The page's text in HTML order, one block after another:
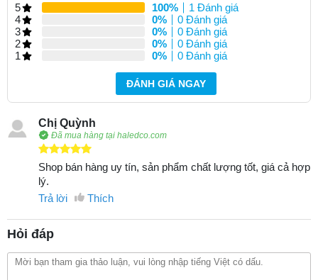
5 100%
1 Đánh giá
4
0%
0 Đánh giá
3
0%
0 Đánh giá
2
0%
0 Đánh giá
1
0% 0 Đánh giá
ĐÁNH GIÁ NGAY
Chị Quỳnh
Đã mua hàng tại haledco.com
Shop bán hàng uy tín, sản phẩm chất lượng tốt, giá cả hợp
lý.
Trả lời
Thích
Hỏi đáp